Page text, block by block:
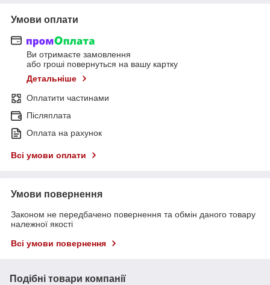
Умови оплати
Ви отримаєте замовлення
або гроші повернуться на вашу картку
Детальніше
Оплатити частинами
Післяплата
Оплата на рахунок
Всі умови оплати
Умови повернення
Законом не передбачено повернення та обмін даного товару
належної якості
Всі умови повернення
Подібні товари компанії